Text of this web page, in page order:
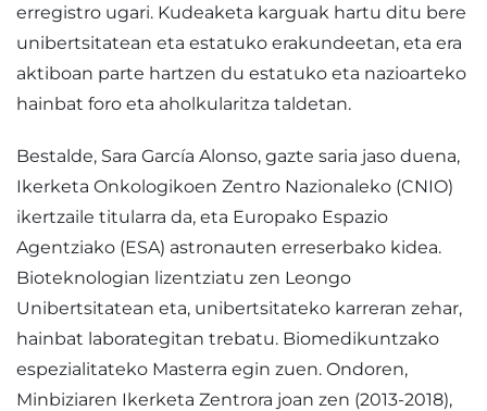
erregistro ugari. Kudeaketa karguak hartu ditu bere
unibertsitatean eta estatuko erakundeetan, eta era
aktiboan parte hartzen du estatuko eta nazioarteko
hainbat foro eta aholkularitza taldetan.
Bestalde, Sara García Alonso, gazte saria jaso duena,
Ikerketa Onkologikoen Zentro Nazionaleko (CNIO)
ikertzaile titularra da, eta Europako Espazio
Agentziako (ESA) astronauten erreserbako kidea.
Bioteknologian lizentziatu zen Leongo
Unibertsitatean eta, unibertsitateko karreran zehar,
hainbat laborategitan trebatu. Biomedikuntzako
espezialitateko Masterra egin zuen. Ondoren,
Minbiziaren Ikerketa Zentrora joan zen (2013-2018),